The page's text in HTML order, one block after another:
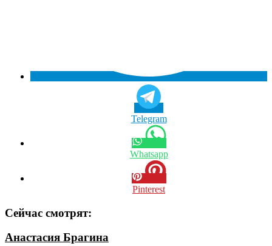
Telegram
Whatsapp
Pinterest
Сейчас смотрят:
Анастасия Брагина